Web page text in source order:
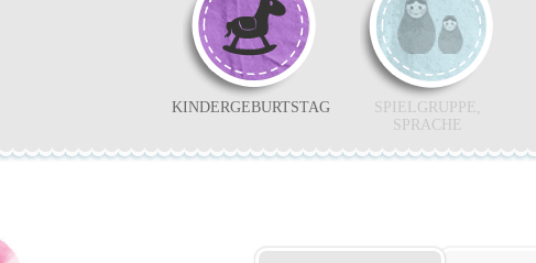
KINDERGEBURTSTAG
SPIELGRUPPE,
SPRACHE